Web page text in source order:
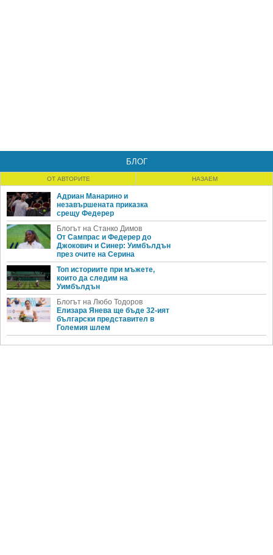
БЛОГ
ОТ АВТОРИТЕ НАЗАЕМ
Адриан Манарино и
незавършената приказка
срещу Федерер
Блогът на Станко Димов
От Сампрас и Федерер до
Джокович и Синер: Уимбълдън
през очите на Серина
Топ историите при мъжете,
които да следим на
Уимбълдън
Блогът на Любо Тодоров
Елизара Янева ще бъде 32-ият
български представител в
Големия шлем